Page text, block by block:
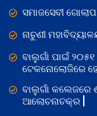
ସମାଜସେବୀ
ନାଚୁଣୀ
ବାଲୁଗାଁ ପାଇଁ
ଟେକନୋଲୋଜିରେ
ବାଲୁଗାଁ
ଆଲୋଚନାଚକ୍ର |